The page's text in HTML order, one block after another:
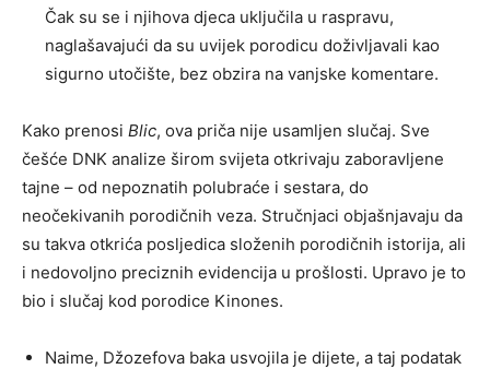
Čak su se i njihova djeca uključila u raspravu,
naglašavajući da su uvijek porodicu doživljavali kao
sigurno utočište, bez obzira na vanjske komentare.
Kako prenosi Blic, ova priča nije usamljen slučaj. Sve
češće DNK analize širom svijeta otkrivaju zaboravljene
tajne – od nepoznatih polubraće i sestara, do
neočekivanih porodičnih veza. Stručnjaci objašnjavaju da
su takva otkrića posljedica složenih porodičnih istorija, ali
i nedovoljno preciznih evidencija u prošlosti. Upravo je to
bio i slučaj kod porodice Kinones.
Naime, Džozefova baka usvojila je dijete, a taj podatak